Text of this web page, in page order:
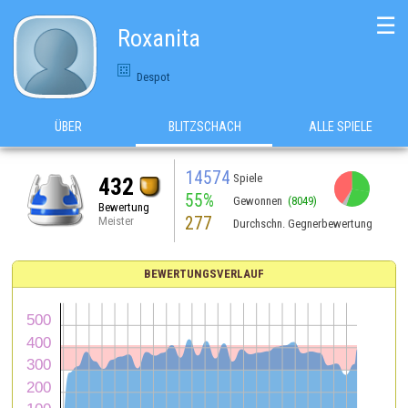
Roxanita
Despot
☰
ÜBER BLITZSCHACH ALLE SPIELE
432
Bewertung
Meister
14574 Spiele
55% Gewonnen (8049)
277 Durchschn. Gegnerbewertung
BEWERTUNGSVERLAUF